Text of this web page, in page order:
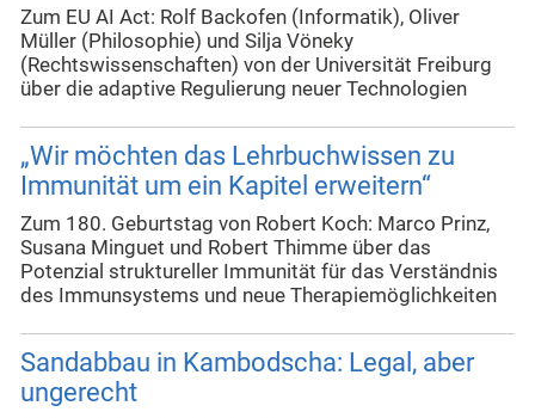
Zum EU AI Act: Rolf Backofen (Informatik), Oliver
Müller (Philosophie) und Silja Vöneky
(Rechtswissenschaften) von der Universität Freiburg
über die adaptive Regulierung neuer Technologien
„Wir möchten das Lehrbuchwissen zu
Immunität um ein Kapitel erweitern“
Zum 180. Geburtstag von Robert Koch: Marco Prinz,
Susana Minguet und Robert Thimme über das
Potenzial struktureller Immunität für das Verständnis
des Immunsystems und neue Therapiemöglichkeiten
Sandabbau in Kambodscha: Legal, aber
ungerecht